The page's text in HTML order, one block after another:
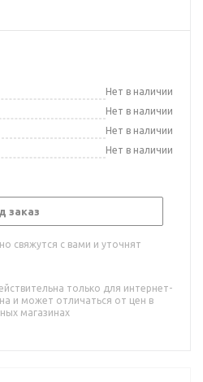
Нет в наличии
Нет в наличии
Нет в наличии
Нет в наличии
заказ
свяжутся с вами и уточнят
только для интернет-
и может отличаться от цен в
магазинах